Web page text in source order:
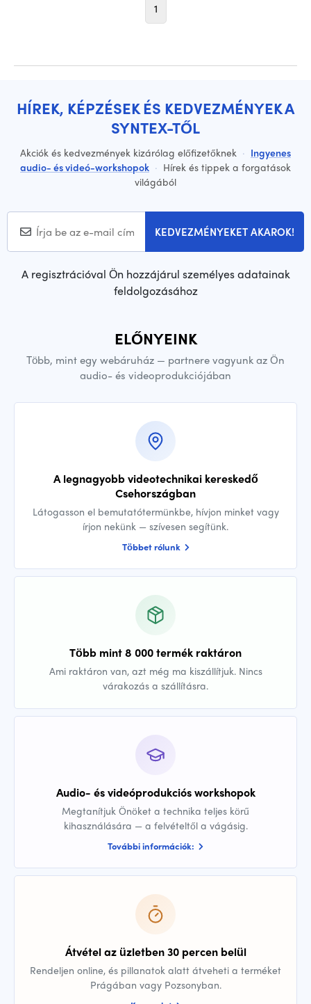
1
HÍREK, KÉPZÉSEK ÉS KEDVEZMÉNYEK A
SYNTEX-TŐL
Akciók és kedvezmények kizárólag előfizetőknek · Ingyenes
audio- és videó-workshopok · Hírek és tippek a forgatások
világából
KEDVEZMÉNYEKET AKAROK!
A regisztrációval Ön hozzájárul személyes adatainak
feldolgozásához
ELŐNYEINK
Több, mint egy webáruház — partnere vagyunk az Ön
audio- és videoprodukciójában
A legnagyobb videotechnikai kereskedő
Csehországban
Látogasson el bemutatótermünkbe, hívjon minket vagy
írjon nekünk — szívesen segítünk.
Többet rólunk
Több mint 8 000 termék raktáron
Ami raktáron van, azt még ma kiszállítjuk. Nincs
várakozás a szállításra.
Audio- és videóprodukciós workshopok
Megtanítjuk Önöket a technika teljes körű
kihasználására — a felvételtől a vágásig.
További információk:
Átvétel az üzletben 30 percen belül
Rendeljen online, és pillanatok alatt átveheti a terméket
Prágában vagy Pozsonyban.